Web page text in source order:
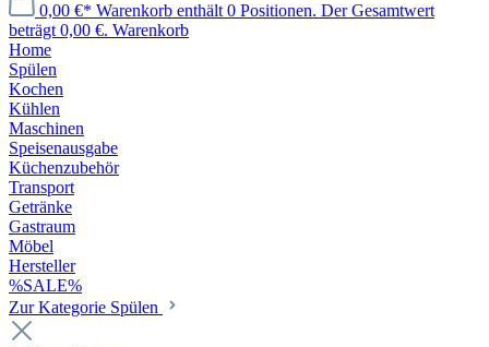
0,00 €* Warenkorb enthält 0 Positionen. Der Gesamtwert
beträgt 0,00 €. Warenkorb
Home
Spülen
Kochen
Kühlen
Maschinen
Speisenausgabe
Küchenzubehör
Transport
Getränke
Gastraum
Möbel
Hersteller
%SALE%
Zur Kategorie Spülen